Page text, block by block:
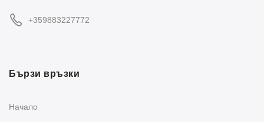
+359883227772
Бързи връзки
Начало